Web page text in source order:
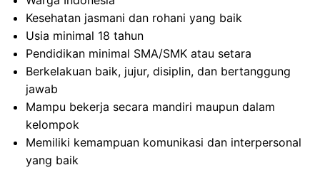
Kesehatan jasmani dan rohani yang baik
Usia minimal 18 tahun
Pendidikan minimal SMA/SMK atau setara
Berkelakuan baik, jujur, disiplin, dan bertanggung
jawab
Mampu bekerja secara mandiri maupun dalam
kelompok
Memiliki kemampuan komunikasi dan interpersonal
yang baik